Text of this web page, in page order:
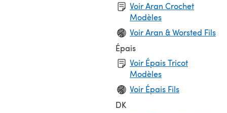
Voir Aran Crochet
Modèles
Voir Aran & Worsted Fils
Épais
Voir Épais Tricot
Modèles
Voir Épais Fils
DK